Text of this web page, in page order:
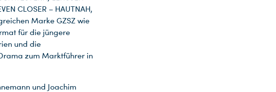
CLOSER – HAUTNAH,
Marke GZSZ wie
für die jüngere
und die
zum Marktführer in
und Joachim